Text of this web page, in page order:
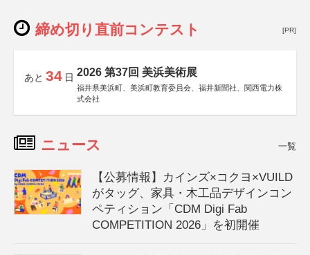
締め切り直前コンテスト [PR]
あと 34 日 2026 第37回 美浜美術展
福井県美浜町、美浜町教育委員会、福井新聞社、関西電力株
式会社
ニュース 一覧
【公募情報】カインズ×コクヨ×VUILD
がタッグ、家具・木工品デザインコン
ペティション「CDM Digi Fab
COMPETITION 2026」を初開催